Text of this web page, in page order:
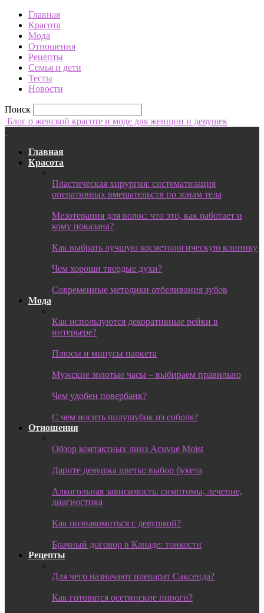
Главная
Красота
Мода
Отношения
Рецепты
Семья и дети
Тесты
Новости
Поиск
Блог о женской красоте и моде для женщин и девушек
Главная
Красота
Пластическая хирургия: систематизация
оперативных вмешательств по зонам тела
Мезотерапия для волос: что это, как работает и
кому показана?
Как выбрать лучшую косметологическую клинику
Чем хороши твердые духи?
Современные методики отбеливания зубов
Мода
Как используются декоративные рейки в
интерьере?
Плюсы и минусы паркета
Мужские золотые часы – выбираем правильно
Чем удобен повербанк?
С чем носить полушубок из соболя?
Отношения
Обзор контактных линз Acuvue Moist
Дарите девушка цветы: выбор букета
Алкогольная зависимость: симптомы, лечение,
диагностика
Как познакомиться с девушкой?
Брачный договор в Канаде: тонкости
Рецепты
Для чего назначают препарат Саксенда?
Как готовятся осетинские пироги?